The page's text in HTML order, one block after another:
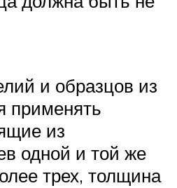
и образцов из
применять
из
одной и той же
трех, толщина